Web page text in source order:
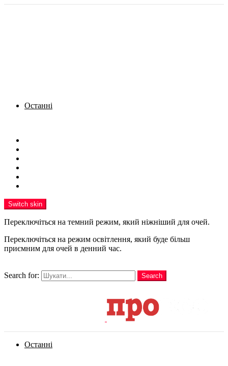
Останні
Switch skin
Переключіться на темний режим, який ніжніший для очей.
Переключіться на режим освітлення, який буде більш
приємним для очей в денний час.
Search for:
Search
Останні